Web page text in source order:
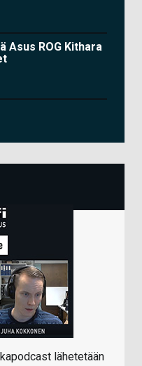
Asus ROG Kithara
lähetetään